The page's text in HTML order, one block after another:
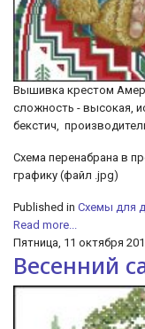
Вышивка крестом
сложность - высокая,
бекстич,
Схема перенабрана в
графику (файл .jpg)
Published in Схемы для
Read more...
Пятница, 11 октября
Весенний